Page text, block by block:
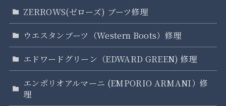
ZERROWS(ゼローズ) ブーツ修理
ウエスタンブーツ（Western Boots）修理
エドワードグリーン（EDWARD GREEN) 修理
エンポリオアルマーニ (EMPORIO ARMANI）修
理